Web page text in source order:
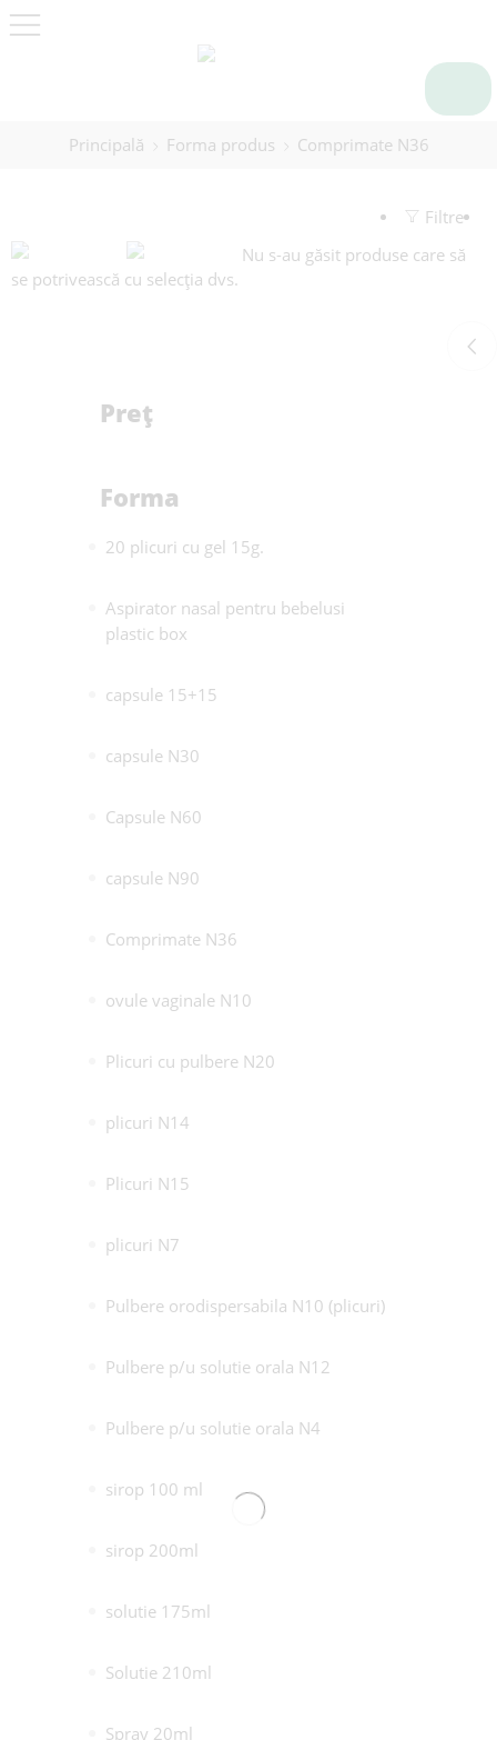
Principală Forma produs Comprimate N36
Filtre
Nu s-au găsit produse care să
se potrivească cu selecția dvs.
Preț
Forma
20 plicuri cu gel 15g.
Aspirator nasal pentru bebelusi
plastic box
capsule 15+15
capsule N30
Capsule N60
capsule N90
Comprimate N36
ovule vaginale N10
Plicuri cu pulbere N20
plicuri N14
Plicuri N15
plicuri N7
Pulbere orodispersabila N10 (plicuri)
Pulbere p/u solutie orala N12
Pulbere p/u solutie orala N4
sirop 100 ml
sirop 200ml
solutie 175ml
Solutie 210ml
Spray 20ml